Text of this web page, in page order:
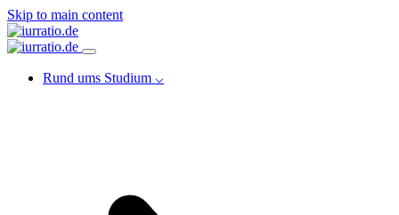
Skip to main content
Rund ums Studium ⌵